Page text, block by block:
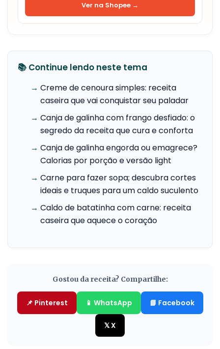
Ver na Shopee →
📚 Continue lendo neste tema
→ Creme de cenoura simples: receita
caseira que vai conquistar seu paladar
→ Canja de galinha com frango desfiado: o
segredo da receita que cura e conforta
→ Canja de galinha engorda ou emagrece?
Calorias por porção e versão light
→ Carne para fazer sopa; descubra cortes
ideais e truques para um caldo suculento
→ Caldo de batatinha com carne: receita
caseira que aquece o coração
Gostou da receita? Compartilhe:
📌 Pinterest 📱 WhatsApp 📘 Facebook
𝕏 X